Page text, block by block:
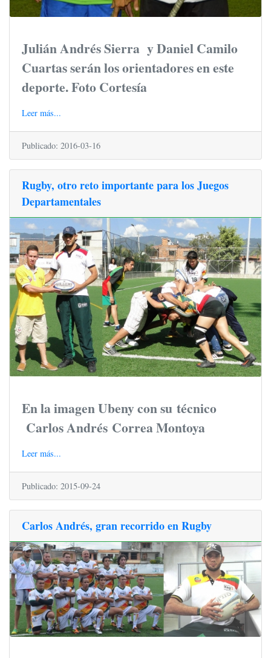
Julián Andrés Sierra y Daniel Camilo
Cuartas serán los orientadores en este
deporte. Foto Cortesía
Leer más...
Publicado: 2016-03-16
Rugby, otro reto importante para los Juegos
Departamentales
En la imagen Ubeny con su técnico
Carlos Andrés Correa Montoya
Leer más...
Publicado: 2015-09-24
Carlos Andrés, gran recorrido en Rugby